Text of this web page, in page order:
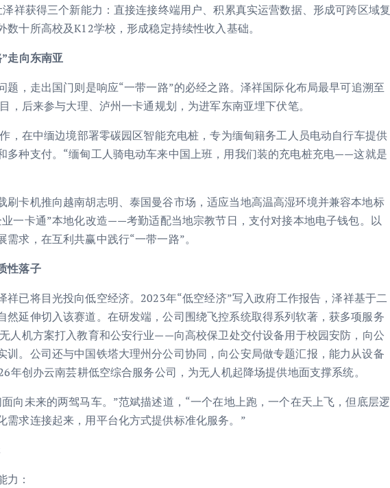
祥获得三个新能力：直接连接终端用户、积累真实运营数据、形成可跨区域复
十所高校及K12学校，形成稳定持续性收入基础。
”走向东南亚
题，走出国门则是响应“一带一路”的必经之路。泽祥国际化布局最早可追溯至
，后来参与大理、泸州一卡通规划，为进军东南亚埋下伏笔。
，在中缅边境部署零碳园区智能充电桩，专为缅甸籍务工人员电动自行车提供
多种支付。“缅甸工人骑电动车来中国上班，用我们装的充电桩充电——这就是
刷卡机推向越南胡志明、泰国曼谷市场，适应当地高温高湿环境并兼容本地标
一卡通”本地化改造——考勤适配当地宗教节日，支付对接本地电子钱包。以
求，在互利共赢中践行“一带一路”。
性落子
祥已将目光投向低空经济。2023年“低空经济”写入政府工作报告，泽祥基于二
然延伸切入该赛道。在研发端，公司围绕飞控系统取得系列软著，获多项服务
人机方案打入教育和公安行业——向高校保卫处交付设备用于校园安防，向公
训。公司还与中国铁塔大理州分公司协同，向公安局做专题汇报，能力从设备
年创办云南芸耕低空综合服务公司，为无人机起降场提供地面支撑系统。
向未来的两驾马车。”范斌描述道，“一个在地上跑，一个在天上飞，但底层逻
需求连接起来，用平台化方式提供标准化服务。”
力：